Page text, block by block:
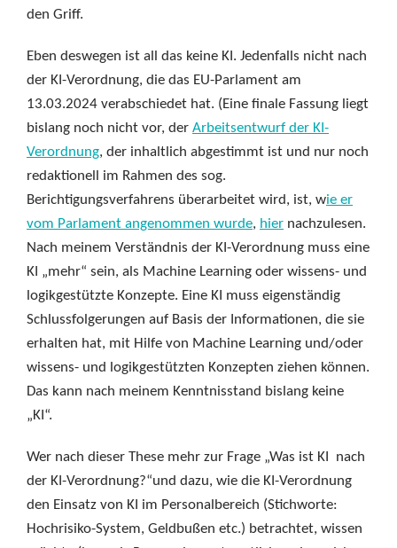
den Griff.
Eben deswegen ist all das keine KI. Jedenfalls nicht nach
der KI-Verordnung, die das EU-Parlament am
13.03.2024 verabschiedet hat. (Eine finale Fassung liegt
bislang noch nicht vor, der Arbeitsentwurf der KI-
Verordnung, der inhaltlich abgestimmt ist und nur noch
redaktionell im Rahmen des sog.
Berichtigungsverfahrens überarbeitet wird, ist, wie er
vom Parlament angenommen wurde, hier nachzulesen.
Nach meinem Verständnis der KI-Verordnung muss eine
KI „mehr“ sein, als Machine Learning oder wissens- und
logikgestützte Konzepte. Eine KI muss eigenständig
Schlussfolgerungen auf Basis der Informationen, die sie
erhalten hat, mit Hilfe von Machine Learning und/oder
wissens- und logikgestützten Konzepten ziehen können.
Das kann nach meinem Kenntnisstand bislang keine
„KI“.
Wer nach dieser These mehr zur Frage „Was ist KI nach
der KI-Verordnung?“und dazu, wie die KI-Verordnung
den Einsatz von KI im Personalbereich (Stichworte:
Hochrisiko-System, Geldbußen etc.) betrachtet, wissen